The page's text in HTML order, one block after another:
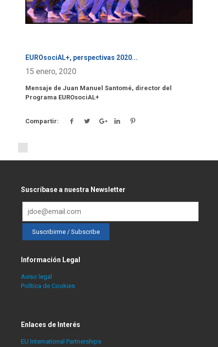
EUROsociAL+, perspectivas 2020...
15 enero, 2020
Mensaje de Juan Manuel Santomé, director del
Programa EUROsociAL+
Compartir:
Suscríbase a nuestra Newsletter
Información Legal
Aviso legal
Política de Cookies
Enlaces de Interés
EU International Partnerships